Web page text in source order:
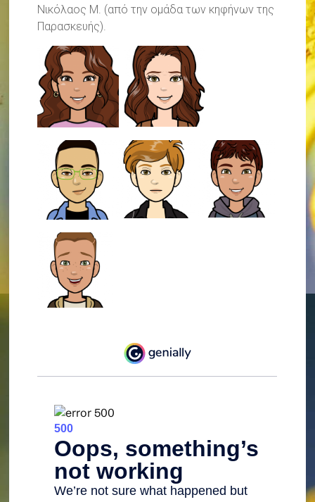
Νικόλαος Μ. (από την ομάδα των κηφήνων της
Παρασκευής).